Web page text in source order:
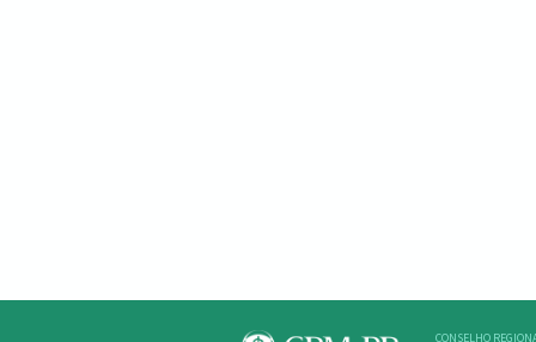
CONSELHO